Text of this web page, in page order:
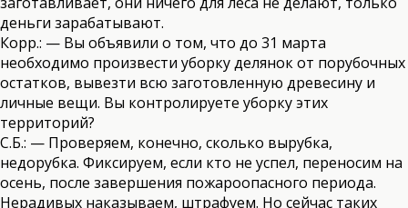
деньги зарабатывают.
Корр.: — Вы объявили о том, что до 31 марта
необходимо произвести уборку делянок от порубочных
остатков, вывезти всю заготовленную древесину и
личные вещи. Вы контролируете уборку этих
территорий?
С.Б.: — Проверяем, конечно, сколько вырубка,
недорубка. Фиксируем, если кто не успел, переносим на
осень, после завершения пожароопасного периода.
Нерадивых наказываем, штрафуем. Но сейчас таких